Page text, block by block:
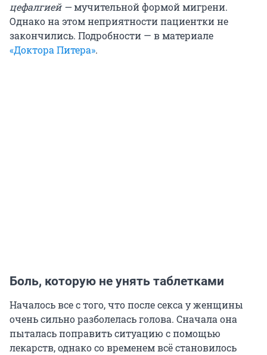
цефалгией —мучительной формой мигрени.
Однако на этом неприятности пациентки не
закончились. Подробности — в материале
«Доктора Питера».
Боль, которую не унять таблетками
Началось все с того, что после секса у женщины
очень сильно разболелась голова. Сначала она
пыталась поправить ситуацию с помощью
лекарств, однако со временем всё становилось